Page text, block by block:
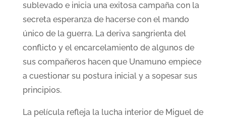
sublevado e inicia una exitosa campaña con la
secreta esperanza de hacerse con el mando
único de la guerra. La deriva sangrienta del
conflicto y el encarcelamiento de algunos de
sus compañeros hacen que Unamuno empiece
a cuestionar su postura inicial y a sopesar sus
principios.
La película refleja la lucha interior de Miguel de